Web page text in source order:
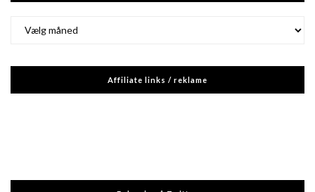
Affiliate links / reklame